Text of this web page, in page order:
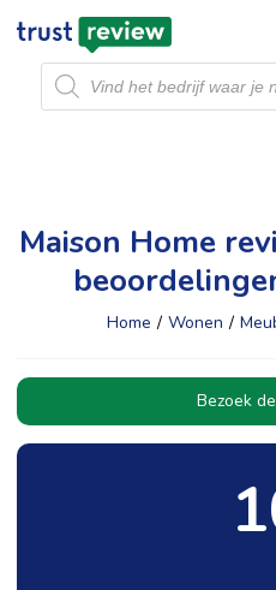
Producten
zoeken
Maison Home
Home / Wonen /
Bezoek